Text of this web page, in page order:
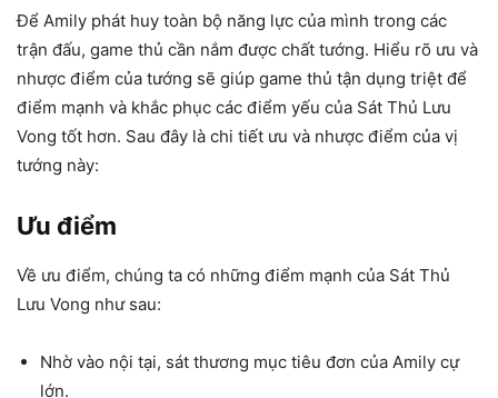
Để Amily phát huy toàn bộ năng lực của mình trong các
trận đấu, game thủ cần nắm được chất tướng. Hiểu rõ ưu và
nhược điểm của tướng sẽ giúp game thủ tận dụng triệt để
điểm mạnh và khắc phục các điểm yếu của Sát Thủ Lưu
Vong tốt hơn. Sau đây là chi tiết ưu và nhược điểm của vị
tướng này:
Ưu điểm
Về ưu điểm, chúng ta có những điểm mạnh của Sát Thủ
Lưu Vong như sau:
Nhờ vào nội tại, sát thương mục tiêu đơn của Amily cự
lớn.